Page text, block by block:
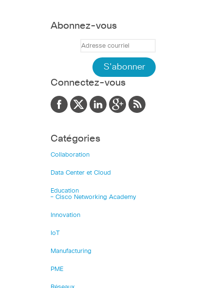
Abonnez-vous
Connectez-vous
Catégories
Collaboration
Data Center et Cloud
Education
– Cisco Networking Academy
Innovation
IoT
Manufacturing
PME